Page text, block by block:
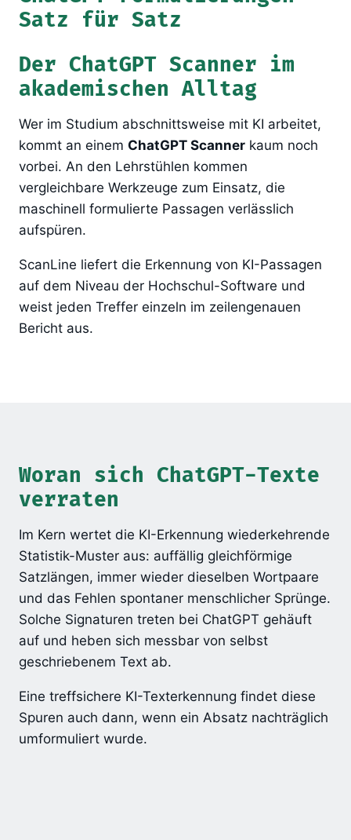
Satz für Satz
Der ChatGPT Scanner im
akademischen Alltag
Wer im Studium abschnittsweise mit KI arbeitet,
kommt an einem ChatGPT Scanner kaum noch
vorbei. An den Lehrstühlen kommen
vergleichbare Werkzeuge zum Einsatz, die
maschinell formulierte Passagen verlässlich
aufspüren.
ScanLine liefert die Erkennung von KI-Passagen
auf dem Niveau der Hochschul-Software und
weist jeden Treffer einzeln im zeilengenauen
Bericht aus.
Woran sich ChatGPT-Texte
verraten
Im Kern wertet die KI-Erkennung wiederkehrende
Statistik-Muster aus: auffällig gleichförmige
Satzlängen, immer wieder dieselben Wortpaare
und das Fehlen spontaner menschlicher Sprünge.
Solche Signaturen treten bei ChatGPT gehäuft
auf und heben sich messbar von selbst
geschriebenem Text ab.
Eine treffsichere KI-Texterkennung findet diese
Spuren auch dann, wenn ein Absatz nachträglich
umformuliert wurde.